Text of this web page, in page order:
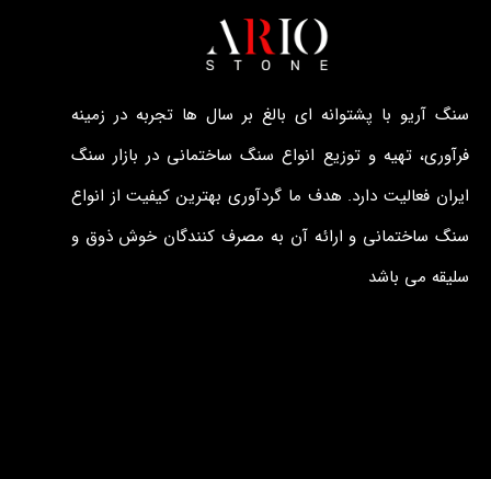
سنگ آریو با پشتوانه ای بالغ بر سال ها تجربه در زمینه
فرآوری، تهیه و توزیع انواع سنگ ساختمانی در بازار سنگ
ایران فعالیت دارد. هدف ما گردآوری بهترین کیفیت از انواع
سنگ ساختمانی و ارائه آن به مصرف کنندگان خوش ذوق و
سلیقه می باشد